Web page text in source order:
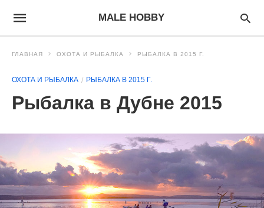
MALE HOBBY
ГЛАВНАЯ ОХОТА И РЫБАЛКА РЫБАЛКА В 2015 Г.
ОХОТА И РЫБАЛКА РЫБАЛКА В 2015 Г.
Рыбалка в Дубне 2015